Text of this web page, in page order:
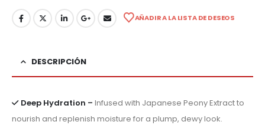
AÑADIR A LA LISTA DE DESEOS
DESCRIPCIÓN
Deep Hydration – Infused with Japanese Peony Extract to
nourish and replenish moisture for a plump, dewy look.